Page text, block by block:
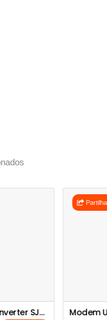
Geleira SHARP Inverter SJ-FH560-/SJ-FH560-DS3
Partilhar